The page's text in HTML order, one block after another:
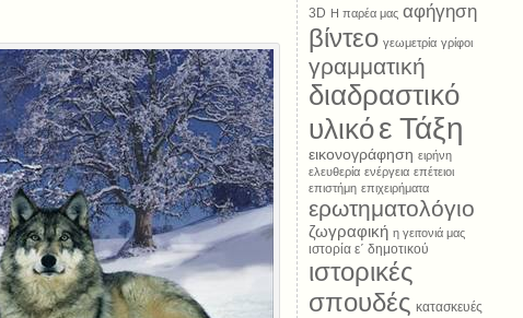
3D Η παρέα μας αφήγηση
βίντεο γεωμετρία γρίφοι
γραμματική
διαδραστικό
υλικόε Τάξη
εικονογράφηση ειρήνη
ελευθερία ενέργεια επέτειοι
επιστήμη επιχειρήματα
ερωτηματολόγιο
ζωγραφική η γειτονιά μας
ιστορία ε΄ δημοτικού
ιστορικές
σπουδές κατασκευές